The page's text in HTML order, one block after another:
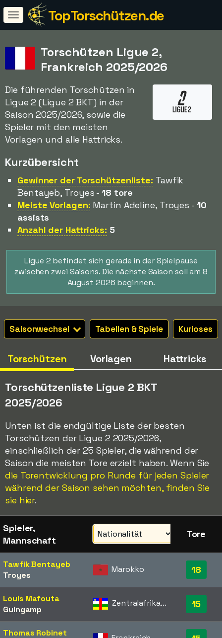
TopTorschützen.de
Torschützen Ligue 2,
Frankreich 2025/2026
Die führenden Torschützen in
Ligue 2 (Ligue 2 BKT) in der
Saison 2025/2026, sowie die
Spieler mit den meisten
Vorlagen und alle Hattricks.
Kurzübersicht
Gewinner der Torschützenliste: Tawfik
Bentayeb, Troyes -18 tore
Meiste Vorlagen: Martin Adeline, Troyes - 10
assists
Anzahl der Hattricks: 5
Ligue 2 befindet sich gerade in der Spielpause
zwischen zwei Saisons. Die nächste Saison soll am 8
August 2026 beginnen.
Saisonwechsel Tabellen & Spiele Kurioses
Torschützen Vorlagen Hattricks
Torschützenliste Ligue 2 BKT
2025/2026
Unten ist die endgültige Liste der besten
Torschützen der Ligue 2 2025/2026,
einschließlich der 25 Spieler, die während der
Saison die meisten Tore erzielt haben. Wenn Sie
die Torentwicklung pro Runde für jeden Spieler
während der Saison sehen möchten, finden Sie
sie hier.
Spieler,
Mannschaft
Tore
Tawfik Bentayeb
Troyes
Marokko 18
Louis Mafouta
Guingamp
Zentralafrikanische Republik 15
Thomas Robinet